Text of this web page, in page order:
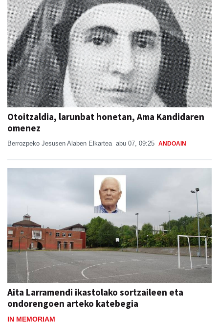
Otoitzaldia, larunbat honetan, Ama Kandidaren
omenez
Berrozpeko Jesusen Alaben Elkartea abu 07, 09:25 ANDOAIN
Aita Larramendi ikastolako sortzaileen eta
ondorengoen arteko katebegia
IN MEMORIAM